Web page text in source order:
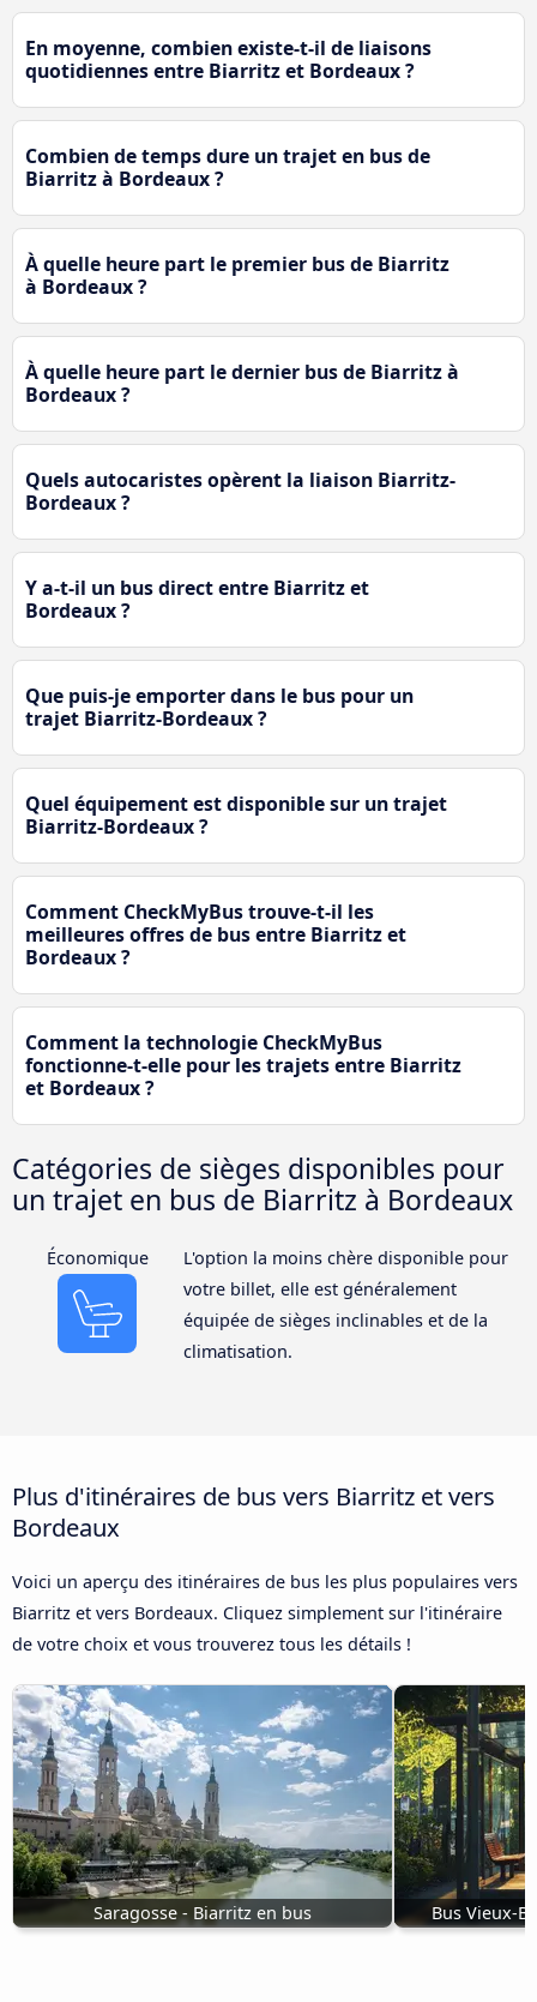
En moyenne, combien existe-t-il de liaisons
quotidiennes entre Biarritz et Bordeaux ?
Combien de temps dure un trajet en bus de
Biarritz à Bordeaux ?
À quelle heure part le premier bus de Biarritz
à Bordeaux ?
À quelle heure part le dernier bus de Biarritz à
Bordeaux ?
Quels autocaristes opèrent la liaison Biarritz-
Bordeaux ?
Y a-t-il un bus direct entre Biarritz et
Bordeaux ?
Que puis-je emporter dans le bus pour un
trajet Biarritz-Bordeaux ?
Quel équipement est disponible sur un trajet
Biarritz-Bordeaux ?
Comment CheckMyBus trouve-t-il les
meilleures offres de bus entre Biarritz et
Bordeaux ?
Comment la technologie CheckMyBus
fonctionne-t-elle pour les trajets entre Biarritz
et Bordeaux ?
Catégories de sièges disponibles pour
un trajet en bus de Biarritz à Bordeaux
Économique
L'option la moins chère disponible pour
votre billet, elle est généralement
équipée de sièges inclinables et de la
climatisation.
Plus d'itinéraires de bus vers Biarritz et vers
Bordeaux
Voici un aperçu des itinéraires de bus les plus populaires vers
Biarritz et vers Bordeaux. Cliquez simplement sur l'itinéraire
de votre choix et vous trouverez tous les détails !
Saragosse - Biarritz en bus Bus Vieux-